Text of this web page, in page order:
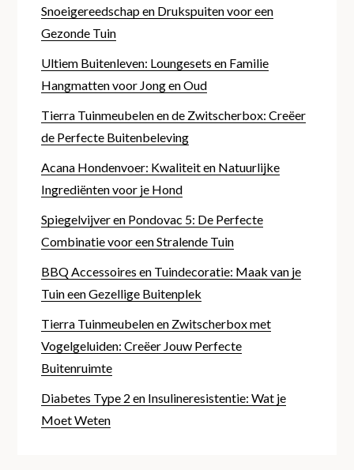
Snoeigereedschap en Drukspuiten voor een
Gezonde Tuin
Ultiem Buitenleven: Loungesets en Familie
Hangmatten voor Jong en Oud
Tierra Tuinmeubelen en de Zwitscherbox: Creëer
de Perfecte Buitenbeleving
Acana Hondenvoer: Kwaliteit en Natuurlijke
Ingrediënten voor je Hond
Spiegelvijver en Pondovac 5: De Perfecte
Combinatie voor een Stralende Tuin
BBQ Accessoires en Tuindecoratie: Maak van je
Tuin een Gezellige Buitenplek
Tierra Tuinmeubelen en Zwitscherbox met
Vogelgeluiden: Creëer Jouw Perfecte
Buitenruimte
Diabetes Type 2 en Insulineresistentie: Wat je
Moet Weten